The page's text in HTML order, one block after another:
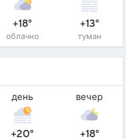
+18°
облачно
+13°
туман
день
+20°
вечер
+18°